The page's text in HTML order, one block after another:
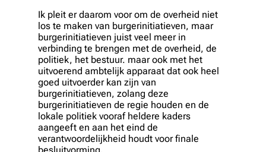
Ik pleit er daarom voor om de overheid niet
los te maken van burgerinitiatieven, maar
burgerinitiatieven juist veel meer in
verbinding te brengen met de overheid, de
politiek, het bestuur. maar ook met het
uitvoerend ambtelijk apparaat dat ook heel
goed uitvoerder kan zijn van
burgerinitiatieven, zolang deze
burgerinitiatieven de regie houden en de
lokale politiek vooraf heldere kaders
aangeeft en aan het eind de
verantwoordelijkheid houdt voor finale